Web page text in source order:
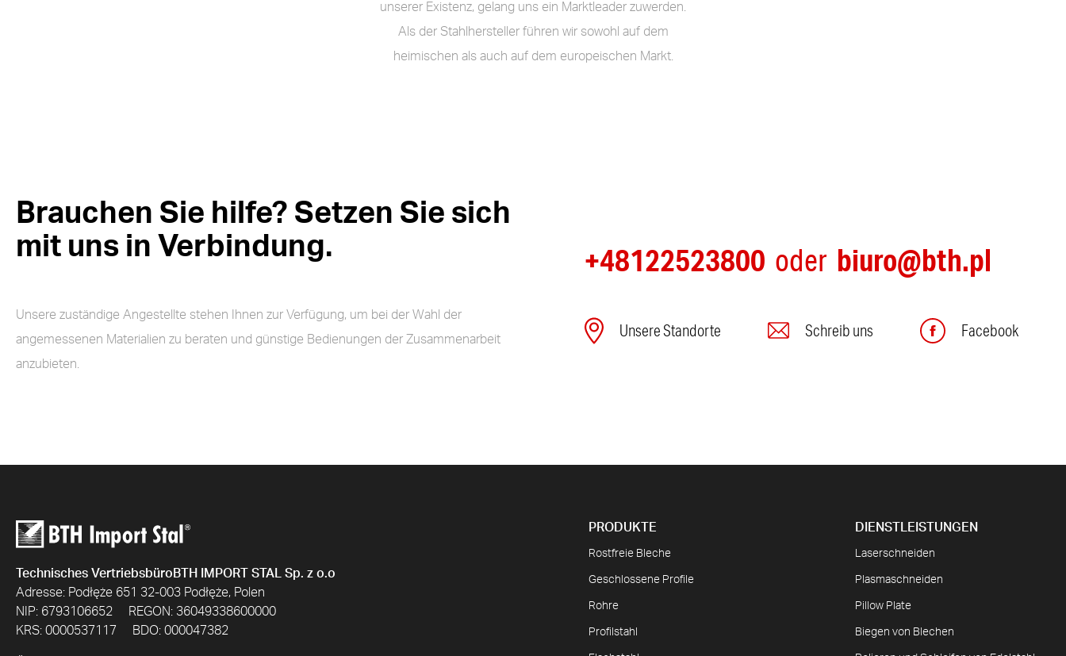
unserer Existenz, gelang uns ein Marktleader zuwerden.
Als der Stahlhersteller führen wir sowohl auf dem
heimischen als auch auf dem europeischen Markt.
Brauchen Sie hilfe? Setzen Sie sich
mit uns in Verbindung.
Unsere zuständige Angestellte stehen Ihnen zur Verfügung, um bei der Wahl der
angemessenen Materialien zu beraten und günstige Bedienungen der Zusammenarbeit
anzubieten.
+48122523800 oder biuro@bth.pl
Unsere Standorte Schreib uns Facebook
Technisches VertriebsbüroBTH IMPORT STAL Sp. z o.o
Adresse: Podłęże 651 32-003 Podłęże, Polen
NIP: 6793106652 REGON: 36049338600000
KRS: 0000537117 BDO: 000047382
PRODUKTE
Rostfreie Bleche
Geschlossene Profile
Rohre
Profilstahl
DIENSTLEISTUNGEN
Laserschneiden
Plasmaschneiden
Pillow Plate
Biegen von Blechen